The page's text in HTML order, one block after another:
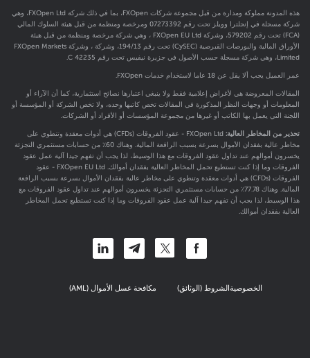
هذه المدونة مملوكة ومدارة من قبل مجموعة شركات FXOpen، بما في ذلك شركة FXOpen Ltd، وهي
شركة مسجلة في إنجلترا وويلز تحت رقم 07273392 ومرخصة ومنظمة من قبل هيئة السلوك المالي
(FCA) تحت رقم
579202
، وشركة FXOpen EU Ltd ، وهي شركة مرخصة ومنظمة من قبل هيئة
الأوراق المالية والبورصات القبرصية (CySEC) تحت رقم 194/13، وشركة ، وشركة FXOpen Markets
Limited، وهي شركة مسجلة حسب الأصول في جزيرة نيفيس تحت رقم C 42235.
عمر العميل يجب ألا يقل عن 18 عاما لاستخدام خدمات FXOpen.
المقالات المعروضة هي لأغراض إعلامية فقط ولا ينبغي اعتبارها نصائح استثمارية، كما أن الآراء أو
المعلومات أو وجهات النظر المذكورة في المقالات تخص كاتبها وحده، ولا تخص الشركة أو المؤسسة أو
اللجنة التي يعمل بها الكاتب أو غيرها من مجموعة المؤسسات أو الأفراد أو الشركات.
تحذير من المخاطر العالية:
FXOpen Ltd - عقود الفروقات (CFDs) هي أدوات معقدة وتنطوي على
مخاطر عالية بفقدان الأموال بسرعة بسبب الرافعة المالية. وهناك 60٪ من حسابات مستثمري التجزئة
يخسرون أموالهم عند تداول عقود الفروقات مع هذا الوسيط، لذا يجب أن تفهم جيدا آلية عمل عقود
الفروقات وما إذا كنت تستطيع تحمل المخاطر العالية بفقدان أموالك. FXOpen EU Ltd - عقود
الفروقات (CFDs) هي أدوات معقدة وتنطوي على مخاطر عالية بفقدان الأموال بسرعة بسبب الرافعة
المالية. وهناك 77.78٪ من حسابات مستثمري التجزئة يخسرون أموالهم عند تداول عقود الفروقات مع
هذا الوسيط، لذا يجب أن تفهم جيدا آلية عمل عقود الفروقات وما إذا كنت تستطيع تحمل المخاطر
العالية بفقدان أموالك.
الخصوصيةالشروط (الوثائق) مكافحة غسل الأموال (AML)